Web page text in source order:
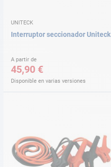
UNITECK
Interruptor seccionador Uniteck
A partir de
45,90 €
Disponible en varias versiones